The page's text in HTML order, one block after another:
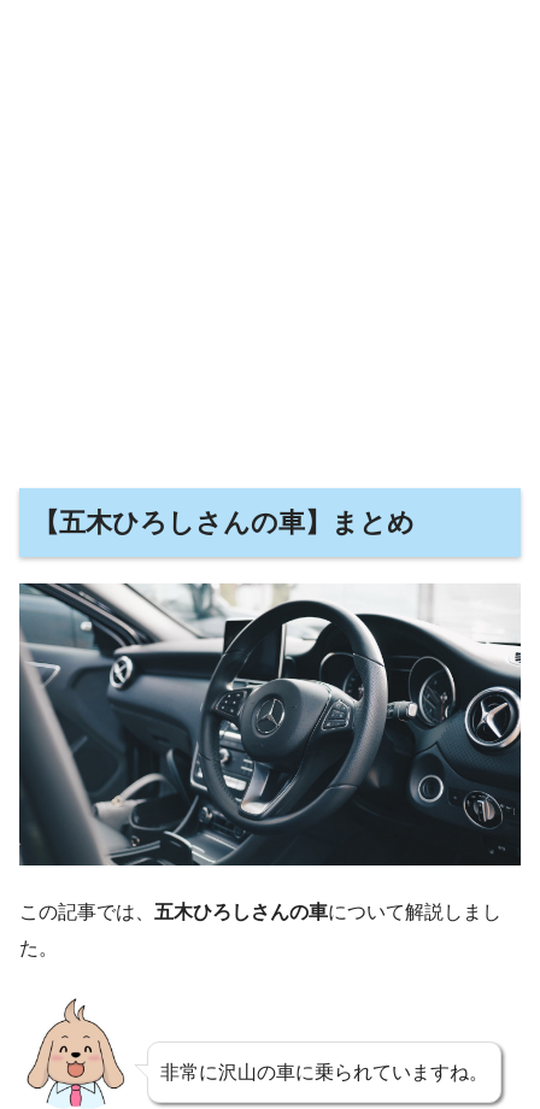
【五木ひろしさんの車】まとめ
この記事では、 五木ひろしさんの車について解説しまし
た。
非常に沢山の車に乗られていますね。